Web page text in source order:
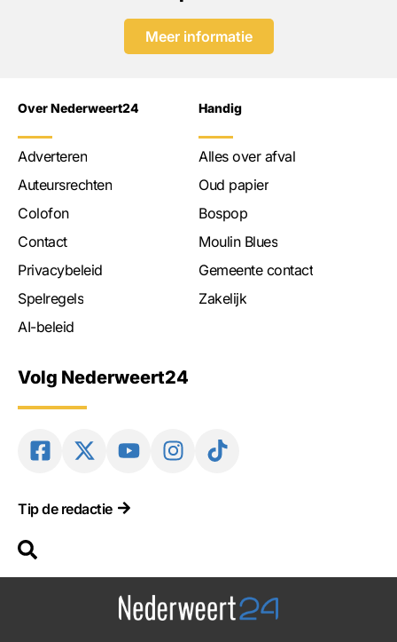
Meer informatie
Over Nederweert24
Adverteren
Auteursrechten
Colofon
Contact
Privacybeleid
Spelregels
AI-beleid
Handig
Alles over afval
Oud papier
Bospop
Moulin Blues
Gemeente contact
Zakelijk
Volg Nederweert24
Tip de redactie